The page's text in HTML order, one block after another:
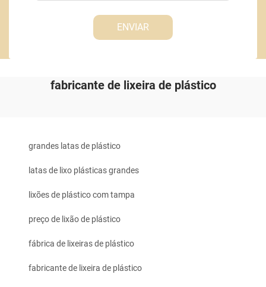
ENVIAR
fabricante de lixeira de plástico
grandes latas de plástico
latas de lixo plásticas grandes
lixões de plástico com tampa
preço de lixão de plástico
fábrica de lixeiras de plástico
fabricante de lixeira de plástico